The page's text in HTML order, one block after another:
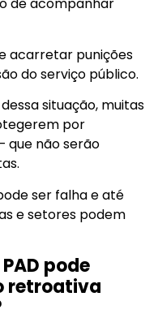
de acompanhar
acarretar punições
do serviço público.
situação, muitas
por
que não serão
ser falha e até
e setores podem
pode
retroativa